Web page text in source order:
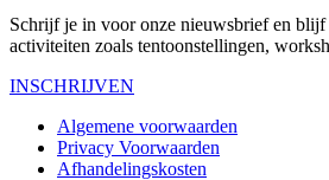
Schrijf je in voor onze nieuwsbrief en blijf
activiteiten zoals tentoonstellingen,
INSCHRIJVEN
Algemene voorwaarden
Privacy Voorwaarden
Afhandelingskosten